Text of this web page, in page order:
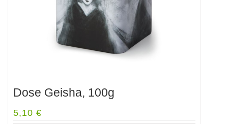
Dose Geisha, 100g
5,10 €